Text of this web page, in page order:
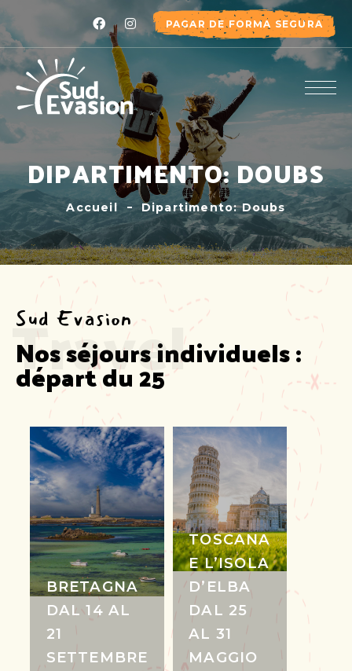
PAGAR DE FORMA SEGURA
DIPARTIMENTO: DOUBS
Accueil Dipartimento: Doubs
Travel
Sud Evasion
Nos séjours individuels :
départ du 25
BRETAGNA
DAL 14 AL
21
SETTEMBRE
TOSCANA
E L’ISOLA
D’ELBA
DAL 25
AL 31
MAGGIO